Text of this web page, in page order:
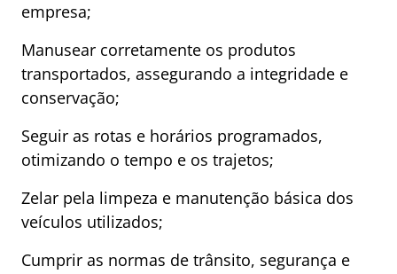
empresa;
Manusear corretamente os produtos
transportados, assegurando a integridade e
conservação;
Seguir as rotas e horários programados,
otimizando o tempo e os trajetos;
Zelar pela limpeza e manutenção básica dos
veículos utilizados;
Cumprir as normas de trânsito, segurança e